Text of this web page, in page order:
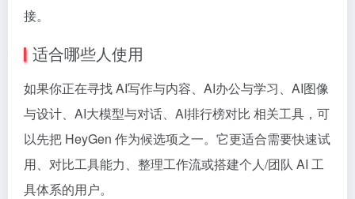
接。
适合哪些人使用
如果你正在寻找 AI写作与内容、AI办公与学习、AI图像
与设计、AI大模型与对话、AI排行榜对比 相关工具，可
以先把 HeyGen 作为候选项之一。它更适合需要快速试
用、对比工具能力、整理工作流或搭建个人/团队 AI 工
具体系的用户。